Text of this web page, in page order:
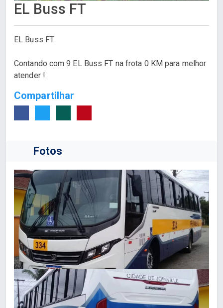
EL Buss FT
EL Buss FT
Contando com 9 EL Buss FT na frota 0 KM para melhor
atender !
Compartilhar
Fotos